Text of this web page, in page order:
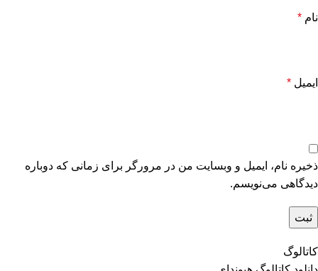
نام *
ایمیل *
ذخیره نام، ایمیل و وبسایت من در مرورگر برای زمانی که دوباره
دیدگاهی می‌نویسم.
کاتالوگ